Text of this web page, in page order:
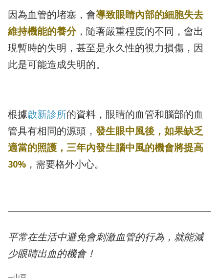
因為血管的堵塞，會導致眼睛內部的細胞失去
維持機能的養分，隨著嚴重程度的不同，會出
現暫時的失明，甚至是永久性的視力損傷，因
此是可能造成失明的。
根據啟新診所的資料，眼睛的血管和腦部的血
管具有相同的源頭， 發生眼中風後，如果缺乏
適當的照護，三年內發生腦中風的機會將提高
30% ，需要格外小心。
平常在生活中避免會刺激血管的行為，就能減
少眼睛出血的機會！